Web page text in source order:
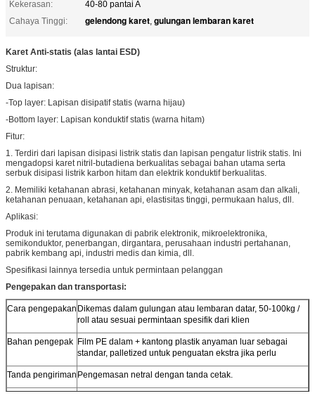
Kekerasan:
40-80 pantai A
Cahaya Tinggi:
gelendong karet, gulungan lembaran karet
Karet Anti-statis (alas lantai ESD)
Struktur:
Dua lapisan:
-Top layer: Lapisan disipatif statis (warna hijau)
-Bottom layer: Lapisan konduktif statis (warna hitam)
Fitur:
1. Terdiri dari lapisan disipasi listrik statis dan lapisan pengatur listrik statis. Ini
mengadopsi karet nitril-butadiena berkualitas sebagai bahan utama serta
serbuk disipasi listrik karbon hitam dan elektrik konduktif berkualitas.
2. Memiliki ketahanan abrasi, ketahanan minyak, ketahanan asam dan alkali,
ketahanan penuaan, ketahanan api, elastisitas tinggi, permukaan halus, dll.
Aplikasi:
Produk ini terutama digunakan di pabrik elektronik, mikroelektronika,
semikonduktor, penerbangan, dirgantara, perusahaan industri pertahanan,
pabrik kembang api, industri medis dan kimia, dll.
Spesifikasi lainnya tersedia untuk permintaan pelanggan
Pengepakan dan transportasi:
Cara pengepakan Dikemas dalam gulungan atau lembaran datar, 50-100kg /
roll atau sesuai permintaan spesifik dari klien
Bahan pengepak Film PE dalam + kantong plastik anyaman luar sebagai
standar, palletized untuk penguatan ekstra jika perlu
Tanda pengiriman Pengemasan netral dengan tanda cetak.